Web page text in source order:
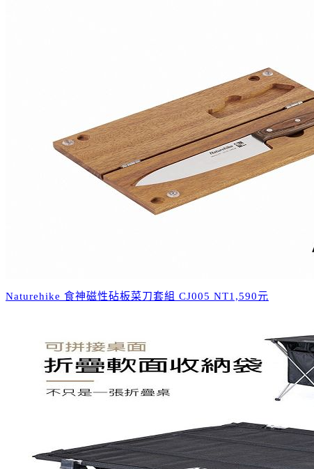
Naturehike 食神磁性砧板菜刀套組 CJ005 NT1,590元